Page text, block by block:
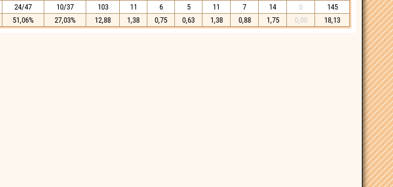
24/47 10/37 103 11 6 5 11 7 14 0
145
51,06% 27,03% 12,88 1,38 0,75 0,63 1,38 0,88 1,75 0,00 18,13